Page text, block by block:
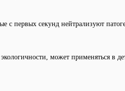
с первых секунд нейтрализуют
экологичности, может применяться в